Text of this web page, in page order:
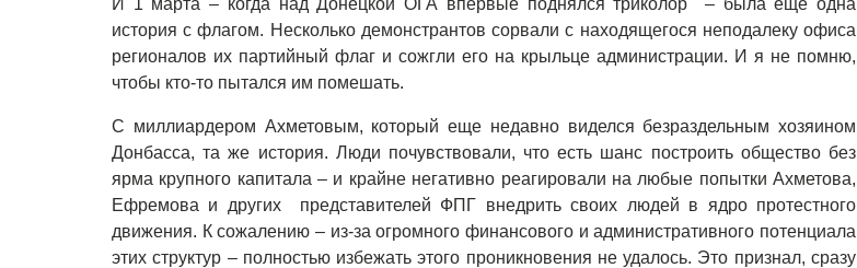
И 1 марта – когда над Донецкой ОГА впервые поднялся триколор – была еще одна
история с флагом. Несколько демонстрантов сорвали с находящегося неподалеку офиса
регионалов их партийный флаг и сожгли его на крыльце администрации. И я не помню,
чтобы кто-то пытался им помешать.
С миллиардером Ахметовым, который еще недавно виделся безраздельным хозяином
Донбасса, та же история. Люди почувствовали, что есть шанс построить общество без
ярма крупного капитала – и крайне негативно реагировали на любые попытки Ахметова,
Ефремова и других представителей ФПГ внедрить своих людей в ядро протестного
движения. К сожалению – из-за огромного финансового и административного потенциала
этих структур – полностью избежать этого проникновения не удалось. Это признал, сразу